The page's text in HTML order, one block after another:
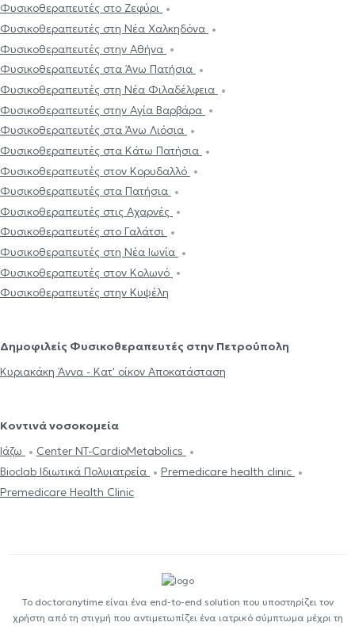
Φυσικοθεραπευτές στο Ζεφύρι
Φυσικοθεραπευτές στη Νέα Χαλκηδόνα
Φυσικοθεραπευτές στην Αθήνα
Φυσικοθεραπευτές στα Άνω Πατήσια
Φυσικοθεραπευτές στη Νέα Φιλαδέλφεια
Φυσικοθεραπευτές στην Αγία Βαρβάρα
Φυσικοθεραπευτές στα Άνω Λιόσια
Φυσικοθεραπευτές στα Κάτω Πατήσια
Φυσικοθεραπευτές στον Κορυδαλλό
Φυσικοθεραπευτές στα Πατήσια
Φυσικοθεραπευτές στις Αχαρνές
Φυσικοθεραπευτές στο Γαλάτσι
Φυσικοθεραπευτές στη Νέα Ιωνία
Φυσικοθεραπευτές στον Κολωνό
Φυσικοθεραπευτές στην Κυψέλη
Δημοφιλείς Φυσικοθεραπευτές στην Πετρούπολη
Κυριακάκη Άννα - Κατ' οίκον Αποκατάσταση
Κοντινά νοσοκομεία
Ιάζω
Center NT-CardioMetabolics
Bioclab Ιδιωτικά Πολυιατρεία
Premedicare health clinic
Premedicare Health Clinic
Το doctoranytime είναι ένα end-to-end solution που υποστηρίζει τον
χρήστη από τη στιγμή που αντιμετωπίζει ένα ιατρικό σύμπτωμα μέχρι τη